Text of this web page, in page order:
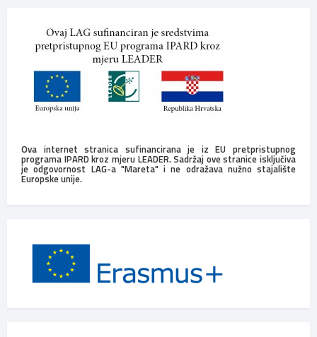
Ova internet stranica sufinancirana je iz EU pretpristupnog
programa IPARD kroz mjeru LEADER. Sadržaj ove stranice isključiva
je odgovornost LAG-a "Mareta" i ne odražava nužno stajalište
Europske unije.